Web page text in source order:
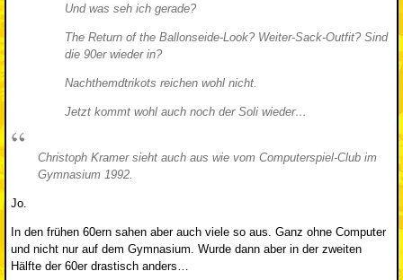
Und was seh ich gerade?
The Return of the Ballonseide-Look? Weiter-Sack-Outfit? Sind
die 90er wieder in?
Nachthemdtrikots reichen wohl nicht.
Jetzt kommt wohl auch noch der Soli wieder…
Christoph Kramer sieht auch aus wie vom Computerspiel-Club im
Gymnasium 1992.
Jo.
In den frühen 60ern sahen aber auch viele so aus. Ganz ohne Computer
und nicht nur auf dem Gymnasium. Wurde dann aber in der zweiten
Hälfte der 60er drastisch anders…